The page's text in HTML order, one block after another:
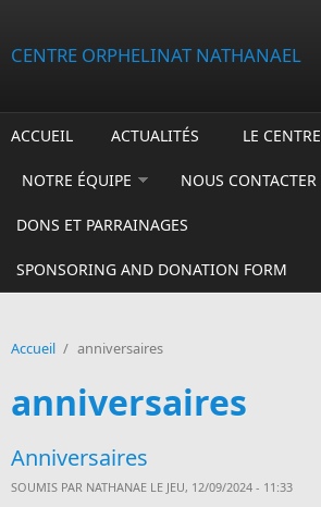
CENTRE ORPHELINAT NATHANAEL
ACCUEIL ACTUALITÉS LE CENTRE
NOTRE ÉQUIPE NOUS CONTACTER
DONS ET PARRAINAGES
SPONSORING AND DONATION FORM
Accueil / anniversaires
anniversaires
Anniversaires
SOUMIS PAR NATHANAE LE JEU, 12/09/2024 - 11:33